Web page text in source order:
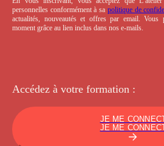
personnelles conformément à sa politique de
actualités, nouveautés et offres par email. Vous
moment grâce au lien inclus dans nos e-mails.
Accédez à votre formation :
JE ME
JE ME